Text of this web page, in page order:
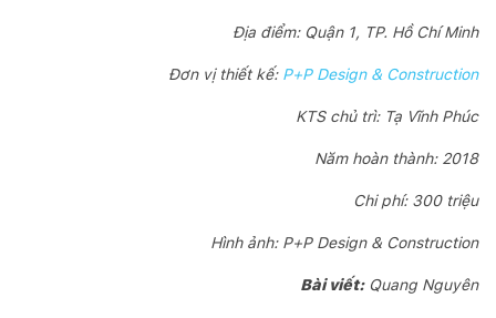
Địa điểm: Quận 1, TP. Hồ Chí Minh
Đơn vị thiết kế:P+P Design & Construction
KTS chủ trì: Tạ Vĩnh Phúc
Năm hoàn thành: 2018
Chi phí: 300 triệu
Hình ảnh: P+P Design & Construction
Bài viết:Quang Nguyên